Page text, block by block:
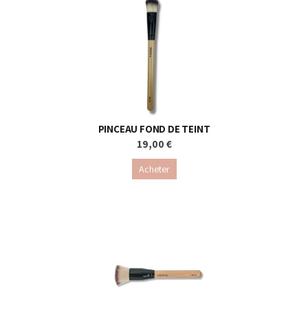
PINCEAU FOND DE TEINT
19,00 €
Acheter